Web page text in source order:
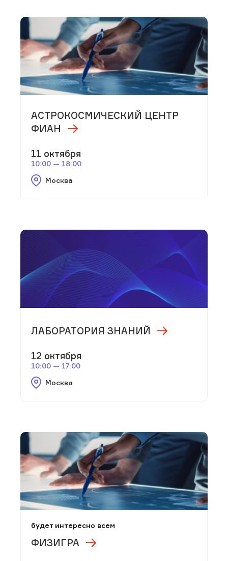
АСТРОКОСМИЧЕСКИЙ ЦЕНТР
ФИАН
11 октября
10:00 — 18:00
Москва
ЛАБОРАТОРИЯ ЗНАНИЙ
12 октября
10:00 — 17:00
Москва
будет интересно всем
ФИЗИГРА